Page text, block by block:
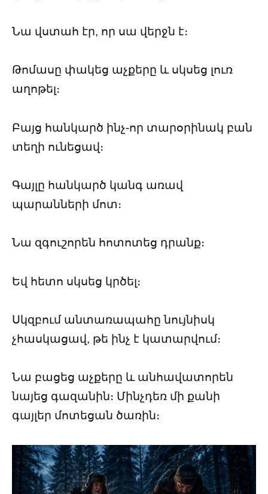
Նա վստահ էր, որ սա վերջն է։
Թոմասը փակեց աչքերը և սկսեց լուռ
աղոթել։
Բայց հանկարծ ինչ-որ տարօրինակ բան
տեղի ունեցավ։
Գայլը հանկարծ կանգ առավ
պարանների մոտ։
Նա զգուշորեն հոտոտեց դրանք։
Եվ հետո սկսեց կրծել։
Սկզբում անտառապահը նույնիսկ
չհասկացավ, թե ինչ է կատարվում։
Նա բացեց աչքերը և անհավատորեն
նայեց գազանին։ Մինչդեռ մի քանի
գայլեր մոտեցան ծառին։